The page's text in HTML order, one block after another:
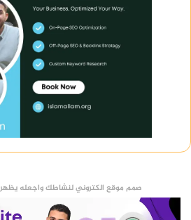
صمم موقع الكتروني لنشاطك واجعله